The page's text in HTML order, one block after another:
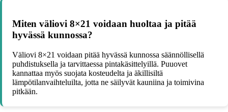
Miten väliovi 8×21 voidaan huoltaa ja pitää
hyvässä kunnossa?
Väliovi 8×21 voidaan pitää hyvässä kunnossa säännöllisellä
puhdistuksella ja tarvittaessa pintakäsittelyillä. Puuovet
kannattaa myös suojata kosteudelta ja äkillisiltä
lämpötilanvaihteluilta, jotta ne säilyvät kauniina ja toimivina
pitkään.